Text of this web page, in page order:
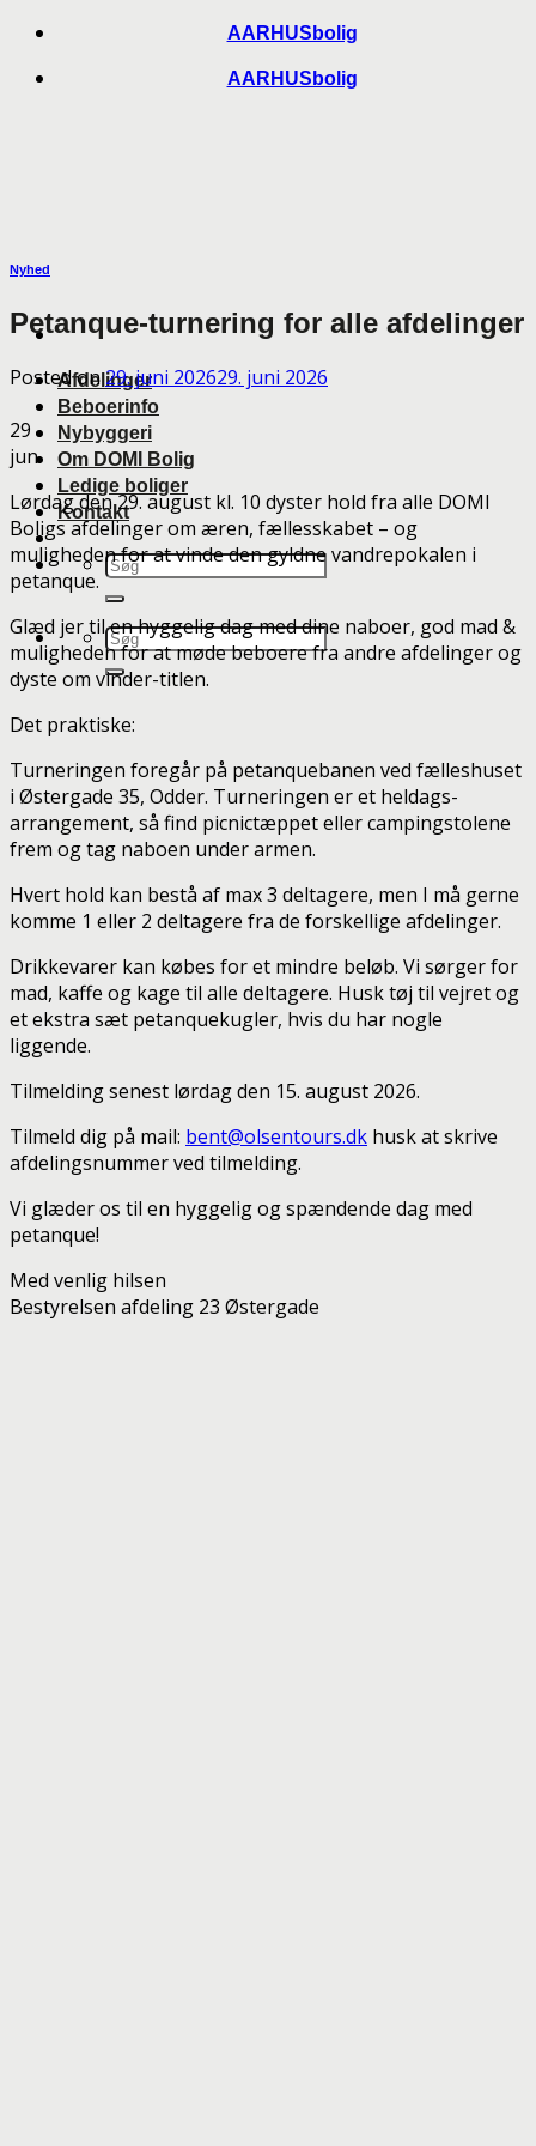
Skip
content
AARHUSbolig
AARHUSbolig
Afdelinger
Beboerinfo
Nybyggeri
Om DOMI Bolig
Ledige boliger
Kontakt
Nyhed
Petanque-turnering for alle afdelinger
Posted on29. juni 202629. juni 2026
29
jun
Lørdag den 29. august kl. 10 dyster hold fra alle DOMI
Boligs afdelinger om æren, fællesskabet – og
muligheden for at vinde den gyldne vandrepokalen i
petanque.
Glæd jer til en hyggelig dag med dine naboer, god mad &
muligheden for at møde beboere fra andre afdelinger og
dyste om vinder-titlen.
Det praktiske:
Turneringen foregår på petanquebanen ved fælleshuset
i Østergade 35, Odder. Turneringen er et heldags-
arrangement, så find picnictæppet eller campingstolene
frem og tag naboen under armen.
Hvert hold kan bestå af max 3 deltagere, men I må gerne
komme 1 eller 2 deltagere fra de forskellige afdelinger.
Drikkevarer kan købes for et mindre beløb. Vi sørger for
mad, kaffe og kage til alle deltagere. Husk tøj til vejret og
et ekstra sæt petanquekugler, hvis du har nogle
liggende.
Tilmelding senest lørdag den 15. august 2026.
Tilmeld dig på mail: bent@olsentours.dk husk at skrive
afdelingsnummer ved tilmelding.
Vi glæder os til en hyggelig og spændende dag med
petanque!
Med venlig hilsen
Bestyrelsen afdeling 23 Østergade